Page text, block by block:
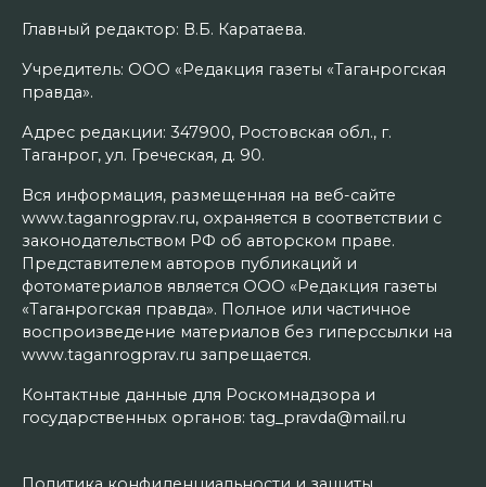
Главный редактор: В.Б. Каратаева.
Учредитель: ООО «Редакция газеты «Таганрогская
правда».
Адрес редакции: 347900, Ростовская обл., г.
Таганрог, ул. Греческая, д. 90.
Вся информация, размещенная на веб-сайте
www.taganrogprav.ru, охраняется в соответствии с
законодательством РФ об авторском праве.
Представителем авторов публикаций и
фотоматериалов является ООО «Редакция газеты
«Таганрогская правда». Полное или частичное
воспроизведение материалов без гиперссылки на
www.taganrogprav.ru запрещается.
Контактные данные для Роскомнадзора и
государственных органов: tag_pravda@mail.ru